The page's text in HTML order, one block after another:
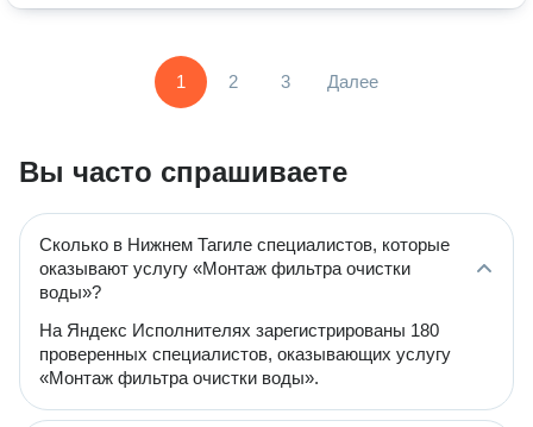
1 2 3 Далее
Вы часто спрашиваете
Сколько в Нижнем Тагиле специалистов, которые
оказывают услугу «Монтаж фильтра очистки
воды»?
На Яндекс Исполнителях зарегистрированы 180
проверенных специалистов, оказывающих услугу
«Монтаж фильтра очистки воды».